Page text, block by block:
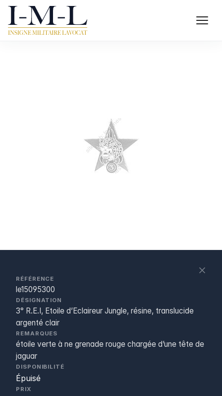
RÉFÉRENCE
le15095300
DÉSIGNATION
3° R.E.I, Etoile d’Eclaireur Jungle, résine, translucide
argenté clair
REMARQUES
étoile verte à ne grenade rouge chargée d’une tête de
jaguar
DISPONIBILITÉ
Épuisé
PRIX